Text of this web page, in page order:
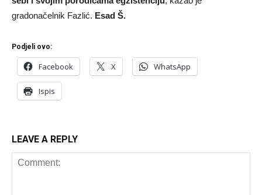
gradonačelnik Fazlić. Esad Š.
Podjeli ovo:
Facebook X WhatsApp
Ispis
LEAVE A REPLY